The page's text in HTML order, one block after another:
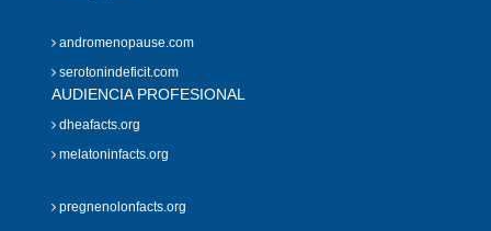
andromenopause.com
serotonindeficit.com
AUDIENCIA PROFESIONAL
dheafacts.org
melatoninfacts.org
pregnenolonfacts.org